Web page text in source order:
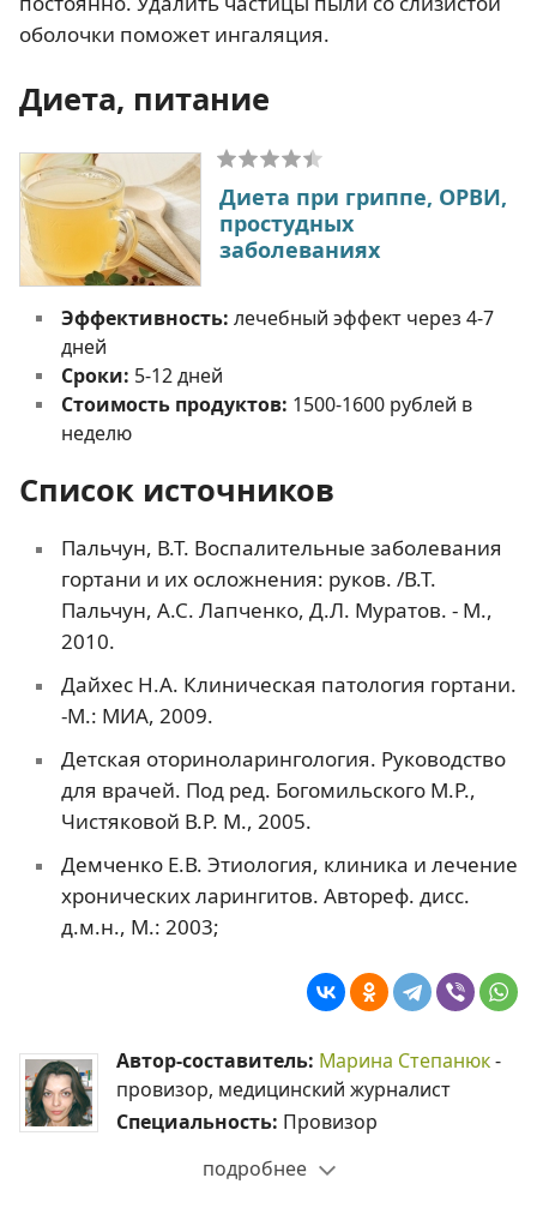
оболочки поможет ингаляция.
Диета, питание
Диета при гриппе, ОРВИ,
простудных
заболеваниях
Эффективность: лечебный эффект через 4-7
дней
Сроки: 5-12 дней
Стоимость продуктов: 1500-1600 рублей в
неделю
Список источников
Пальчун, В.Т. Воспалительные заболевания
гортани и их осложнения: руков. /В.Т.
Пальчун, А.С. Лапченко, Д.Л. Муратов. - М.,
2010.
Дайхес Н.А. Клиническая патология гортани.
-М.: МИА, 2009.
Детская оториноларингология. Руководство
для врачей. Под ред. Богомильского М.Р.,
Чистяковой В.Р. М., 2005.
Демченко Е.В. Этиология, клиника и лечение
хронических ларингитов. Автореф. дисс.
д.м.н., М.: 2003;
Автор-составитель: Марина Степанюк-
провизор, медицинский журналист
Специальность: Провизор
подробнее